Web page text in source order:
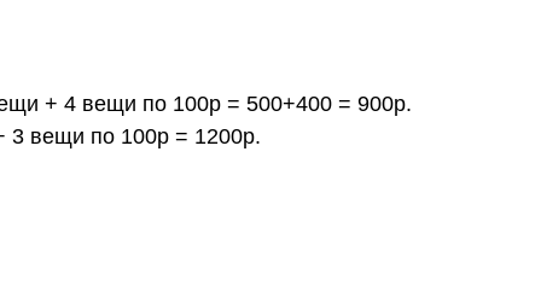
+ 4 вещи по 100р = 500+400 = 900р.
3 вещи по 100р = 1200р.